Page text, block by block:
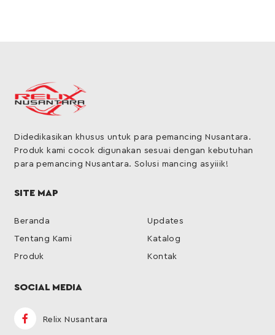
Didedikasikan khusus untuk para pemancing Nusantara.
Produk kami cocok digunakan sesuai dengan kebutuhan
para pemancing Nusantara. Solusi mancing asyiiik!
SITE MAP
Beranda
Tentang Kami
Produk
Updates
Katalog
Kontak
SOCIAL MEDIA
Relix Nusantara